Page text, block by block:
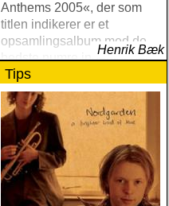
Anthems 2005«, der som
titlen indikerer er et
opsamlingsalbum med de
bedste numre indenfor den
populære reggaestil kaldet
one-drop
Henrik Bæk
Tips